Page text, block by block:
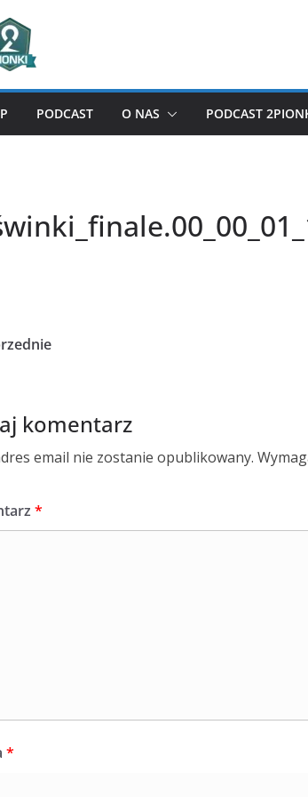
PODCAST O NAS PODCAST
komentarz
email nie zostanie opublikowany.
*
*